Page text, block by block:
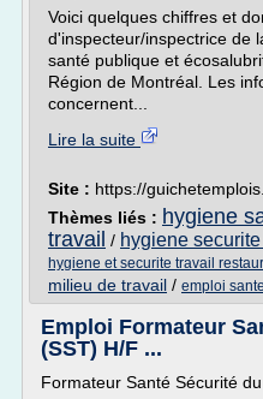
Voici quelques chiffres et
d'inspecteur/inspectrice de
santé publique et
Région de Montréal. Les
concernent...
Lire la suite
Site : https://
Thèmes liés : hygiene
travail / hygiene
hygiene et securite travail
milieu de travail / emploi
Emploi Formateur
(SST) H/F ...
Formateur Santé Sécurité